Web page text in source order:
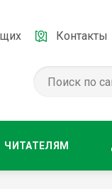
Контакты
ЧИТАТЕЛЯМ